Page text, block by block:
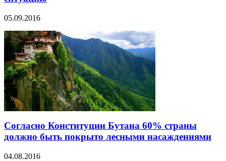
05.09.2016
Согласно Конституции Бутана 60% страны
должно быть покрыто лесными насаждениями
04.08.2016